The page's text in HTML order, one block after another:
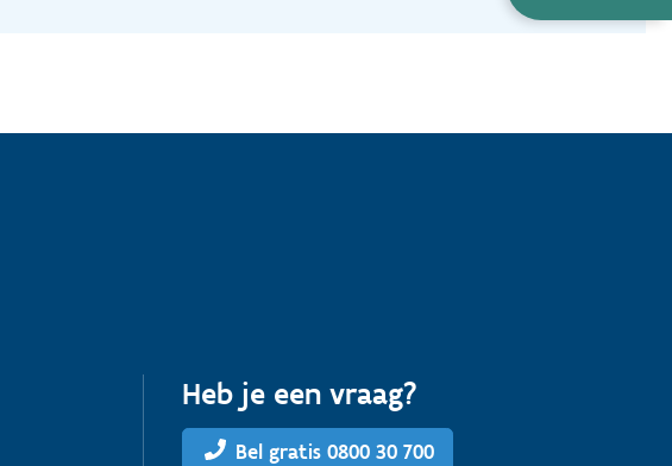
Heb je een vraag?
Bel gratis 0800 30 700